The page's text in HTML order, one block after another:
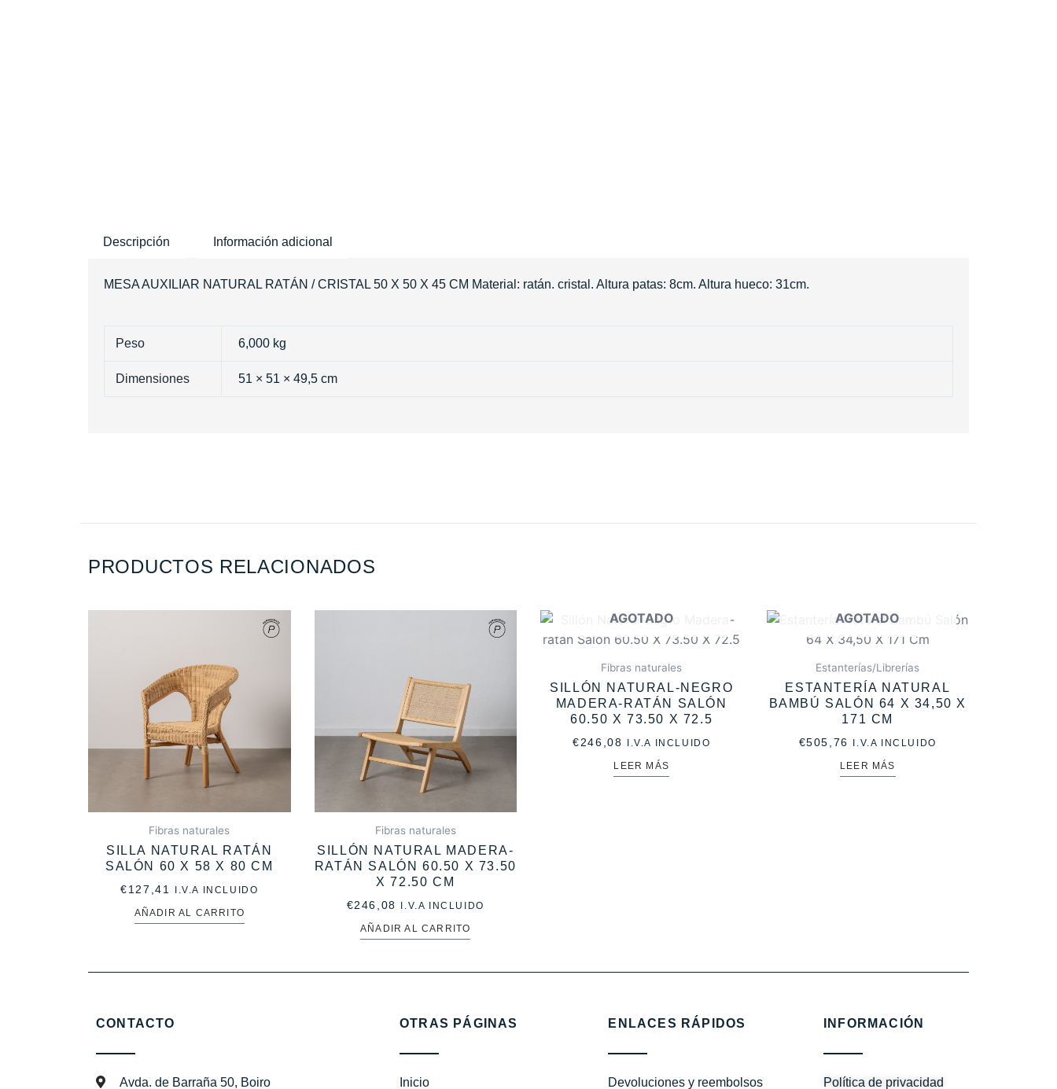
Descripción Información adicional
MESA AUXILIAR NATURAL RATÁN / CRISTAL 50 X 50 X 45 CM Material: ratán. cristal. Altura patas: 8cm. Altura hueco: 31cm.
Peso 6,000 kg
Dimensiones 51 × 51 × 49,5 cm
PRODUCTOS RELACIONADOS
Fibras naturales
SILLA NATURAL RATÁN
SALÓN 60 X 58 X 80 CM
€127,41 I.V.A INCLUIDO
AÑADIR AL CARRITO
Fibras naturales
SILLÓN NATURAL MADERA-
RATÁN SALÓN 60.50 X 73.50
X 72.50 CM
€246,08 I.V.A INCLUIDO
AÑADIR AL CARRITO
AGOTADO
Fibras naturales
SILLÓN NATURAL-NEGRO
MADERA-RATÁN SALÓN
60.50 X 73.50 X 72.5
€246,08 I.V.A INCLUIDO
LEER MÁS
AGOTADO
Estanterías/Librerías
ESTANTERÍA NATURAL
BAMBÚ SALÓN 64 X 34,50 X
171 CM
€505,76 I.V.A INCLUIDO
LEER MÁS
CONTACTO
Avda. de Barraña 50, Boiro
OTRAS PÁGINAS
Inicio
ENLACES RÁPIDOS
Devoluciones y reembolsos
INFORMACIÓN
Política de privacidad